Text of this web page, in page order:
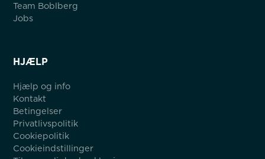
Team Boblberg
Jobs
HJÆLP
Hjælp og info
Kontakt
Betingelser
Privatlivspolitik
Cookiepolitik
Cookieindstillinger